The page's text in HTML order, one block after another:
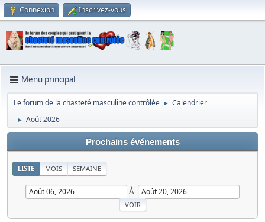
Connexion Inscrivez-vous
Menu principal
Le forum de la chasteté masculine contrôlée ► Calendrier
► Août 2026
Prochains événements
LISTE MOIS SEMAINE
À